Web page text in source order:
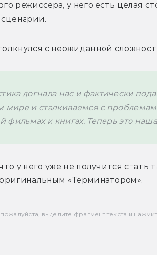
режиссера, у него есть целая
с неожиданной
догнала нас и фактически
мире и сталкиваемся с
фильмах и книгах. Теперь это
у него уже не получится стать
«Терминатором».
выделите фрагмент текста и